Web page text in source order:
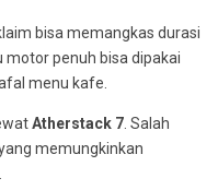
bisa memangkas durasi
motor penuh bisa dipakai
menu kafe.
Atherstack 7 . Salah
memungkinkan